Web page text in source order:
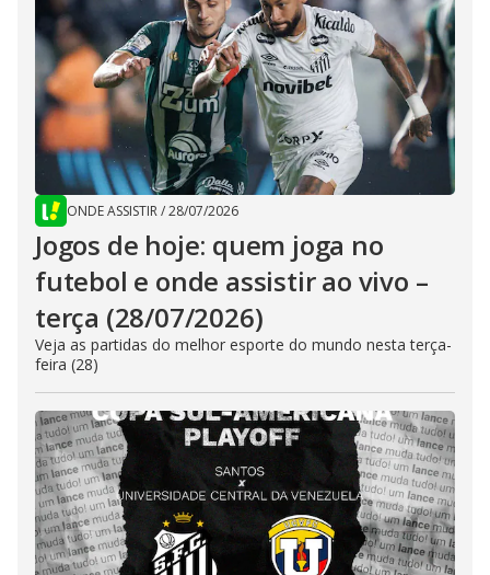
ONDE ASSISTIR/28/07/2026
Jogos de hoje: quem joga no
futebol e onde assistir ao vivo –
terça (28/07/2026)
Veja as partidas do melhor esporte do mundo nesta terça-
feira (28)